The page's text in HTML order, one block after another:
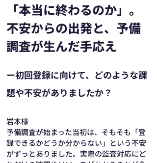
「本当に終わるのか」。
不安からの出発と、予備
調査が生んだ手応え
ー初回登録に向けて、どのような課
題や不安がありましたか？
岩本様
予備調査が始まった当初は、そもそも「登
録できるかどうか分からない」という不安
がずっとありました。実際の監査対応にど